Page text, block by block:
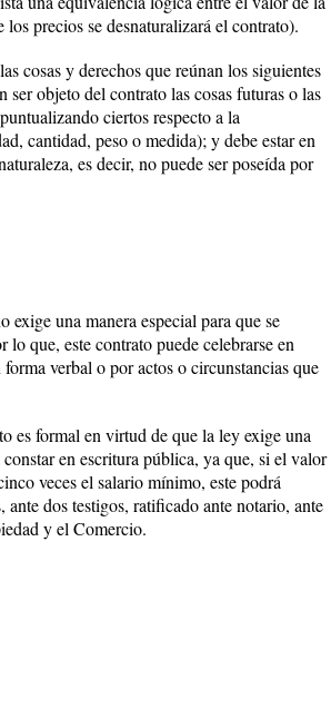
precios se desnaturalizará el contrato).
cosas y derechos que reúnan los siguientes
ser objeto del contrato las cosas futuras o las
ciertos respecto a la
cantidad, peso o medida); y debe estar en
es decir, no puede ser poseída por
una manera especial para que se
que, este contrato puede celebrarse en
verbal o por actos o circunstancias que
es formal en virtud de que la ley exige una
en escritura pública, ya que, si el valor
veces el salario mínimo, este podrá
dos testigos, ratificado ante notario, ante
y el Comercio.